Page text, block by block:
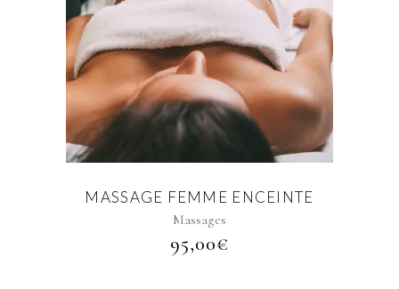
MASSAGE FEMME ENCEINTE
Massages
95,00€